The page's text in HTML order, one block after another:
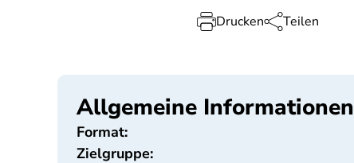
Drucken Teilen
Allgemeine Informationen
Format:
Zielgruppe: